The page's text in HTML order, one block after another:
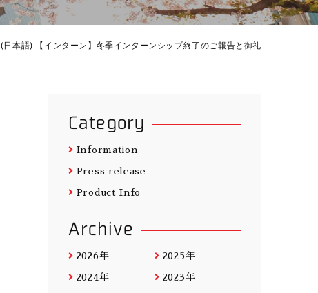
(日本語) 【インターン】冬季インターンシップ終了のご報告と御礼
Category
Information
Press release
Product Info
Archive
2026年 2025年
2024年 2023年